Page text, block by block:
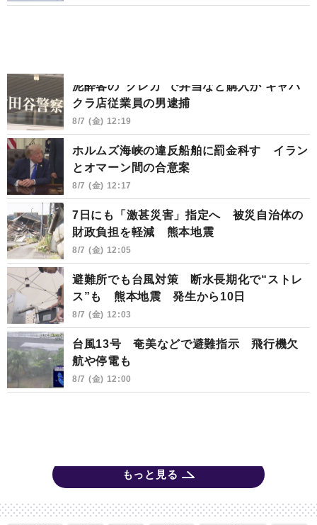
泥酔客の“クレカ”で弁当など購入か キャバ
クラ店従業員の男逮捕
8/7 (金) 12:19
ホルムズ海峡の違反船舶に罰金科す イラン
とオマーン間の合意案
8/7 (金) 12:17
7日にも「激甚災害」指定へ 被災自治体の
財政負担を軽減 熊本地震
8/7 (金) 12:05
避難所でも台風対策 断水長期化で“ストレ
ス”も 熊本地震 発生から10日
8/7 (金) 12:03
台風13号 奄美などで避難指示 飛行機欠
航や停電も
8/7 (金) 12:00
もっと見る